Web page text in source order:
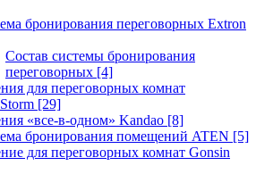
бронирования переговорных Extron
Состав системы бронирования
переговорных [4]
для переговорных комнат
[29]
«все-в-одном» Kandao [8]
бронирования помещений ATEN [5]
для переговорных комнат Gonsin